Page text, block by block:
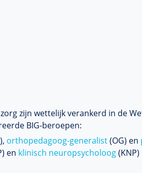
zijn wettelijk verankerd in de
BIG-beroepen:
orthopedagoog-generalist(OG) en
en klinisch neuropsycholoog(KNP)